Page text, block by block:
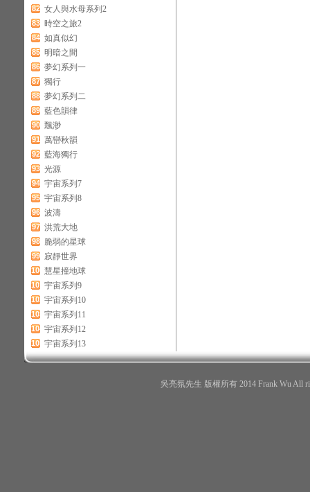
82 女人與水母系列2
83 時空之旅2
84 如真似幻
85 明暗之間
86 夢幻系列一
87 獨行
88 夢幻系列二
89 藍色韻律
90 飄渺
91 萬巒秋韻
92 藍海獨行
93 光源
94 宇宙系列7
95 宇宙系列8
96 波濤
97 洪荒大地
98 脆弱的星球
99 寂靜世界
100 慧星撞地球
101 宇宙系列9
102 宇宙系列10
103 宇宙系列11
104 宇宙系列12
105 宇宙系列13
吳亮氛先生 版權所有 2014 Frank Wu All